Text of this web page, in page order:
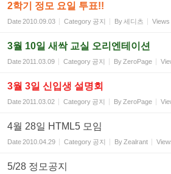
2학기 정모 요일 투표!!
Date2010.09.03 Category 공지 By세디츠 Views
3월 10일 새싹 교실 오리엔테이션
Date2011.03.09 Category 공지 By ZeroPage
3월 3일 신입생 설명회
Date2011.03.02 Category 공지 By ZeroPage
4월 28일 HTML5 모임
Date2010.04.29 Category 공지 By Zealrant
5/28 정모공지